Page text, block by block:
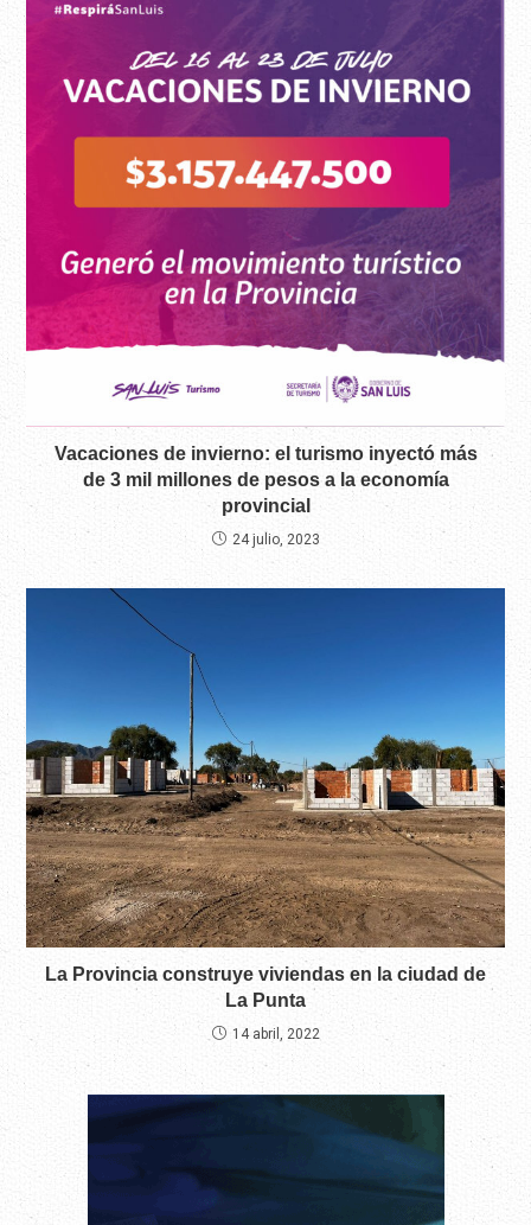
Vacaciones de invierno: el turismo inyectó más
de 3 mil millones de pesos a la economía
provincial
24 julio, 2023
La Provincia construye viviendas en la ciudad de
La Punta
14 abril, 2022